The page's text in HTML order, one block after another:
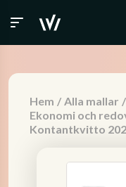
Hem / Alla mallar /
Ekonomi och
Kontantkvitto